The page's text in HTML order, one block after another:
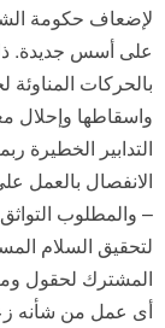
لإضعاف حكومة
على أسس جديدة.
بالحركات
واسقاطها وإحلال
التدابير الخطيرة
الانفصال بالعمل
– والمطلوب
لتحقيق السلام
المشترك لحقول
أى عمل من شأنه